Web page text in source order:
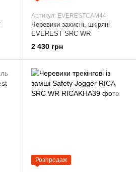
Артикул: EVERESTCAM44
Черевики захисні, шкіряні
EVEREST SRC WR
2 430 грн
Розпродаж